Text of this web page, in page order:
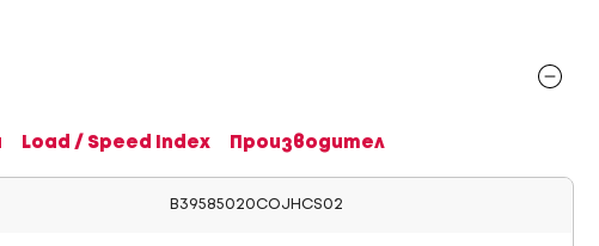
Load / Speed Index Производител
B39585020COJHCS02